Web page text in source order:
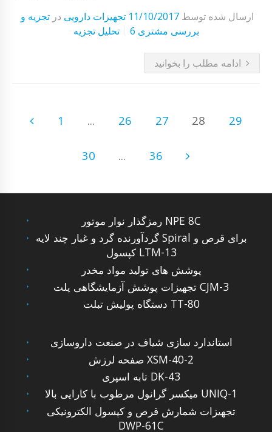
ارسال شده توسط 11/10/2017 تجهیزات دارویی در تجزیه و
تحلیل تجزیه
6 بررسی مشتری
ادامه مطلب را بخوانید
1 ... 26 27 28 29
30 ... 36
رمزگذار نوار موتور NPE 8C
گردآورنده گرد و غبار چند لایه Spiral برای قرص و
کپسول LTM-13
پوشش های تولید مواد مخدر
تجهیزات پوشش آزمایشگاهی پلت CJM-3
دستگاه پولیش تبلت TT-80
استاندارد سازی شیاف در صنعت داروسازی
صفحه لرزش XSM-40-2
تابه اسپری DK-43
میکسر گرانول مرطوب با کارایی بالا UNIQ-1
تجهیزات شمارش قرص و کپسول الکترونیکی
DWP-61C